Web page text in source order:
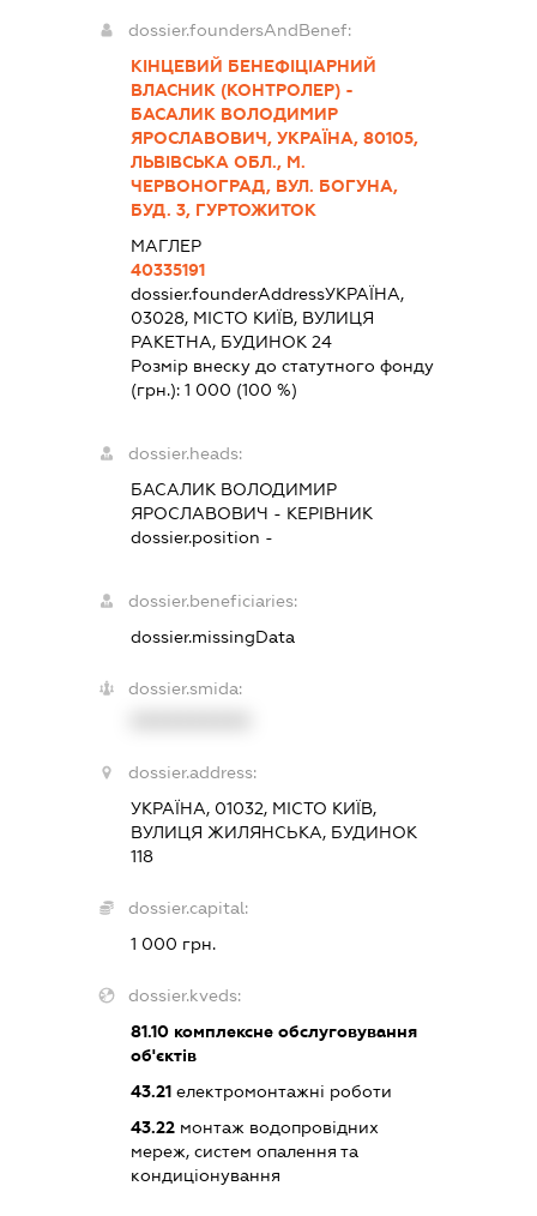
dossier.foundersAndBenef:
КІНЦЕВИЙ БЕНЕФІЦІАРНИЙ
ВЛАСНИК (КОНТРОЛЕР) -
БАСАЛИК ВОЛОДИМИР
ЯРОСЛАВОВИЧ, УКРАЇНА, 80105,
ЛЬВІВСЬКА ОБЛ., М.
ЧЕРВОНОГРАД, ВУЛ. БОГУНА,
БУД. 3, ГУРТОЖИТОК
МАГЛЕР
40335191
dossier.founderAddressУКРАЇНА,
03028, МІСТО КИЇВ, ВУЛИЦЯ
РАКЕТНА, БУДИНОК 24
Розмір внеску до статутного фонду
(грн.):1 000 (100 %)
dossier.heads:
БАСАЛИК ВОЛОДИМИР
ЯРОСЛАВОВИЧ - КЕРІВНИК
dossier.position -
dossier.beneficiaries:
dossier.missingData
dossier.smida:
dossier.address:
УКРАЇНА, 01032, МІСТО КИЇВ,
ВУЛИЦЯ ЖИЛЯНСЬКА, БУДИНОК
118
dossier.capital:
1 000 грн.
dossier.kveds:
81.10 комплексне обслуговування
об'єктів
43.21 електромонтажні роботи
43.22 монтаж водопровідних
мереж, систем опалення та
кондиціонування